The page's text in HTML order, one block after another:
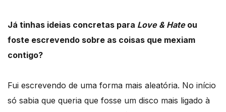
Já tinhas ideias concretas para Love & Hateou
foste escrevendo sobre as coisas que mexiam
contigo?
Fui escrevendo de uma forma mais aleatória. No início
só sabia que queria que fosse um disco mais ligado à